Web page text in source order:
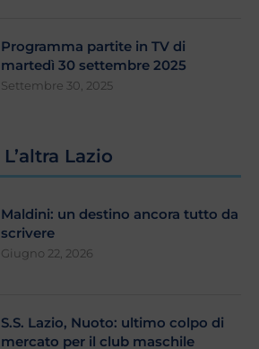
Programma partite in TV di
martedì 30 settembre 2025
Settembre 30, 2025
L’altra Lazio
Maldini: un destino ancora tutto da
scrivere
Giugno 22, 2026
S.S. Lazio, Nuoto: ultimo colpo di
mercato per il club maschile